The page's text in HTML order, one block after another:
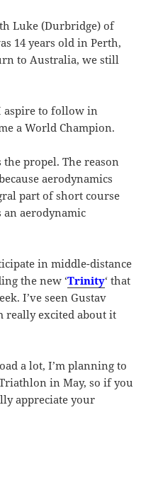
Luke (Durbridge) of
14 years old in Perth,
to Australia, we still
aspire to follow in
a World Champion.
propel. The reason
aerodynamics
part of short course
aerodynamic
in middle-distance
the new ‘Trinity‘ that
I’ve seen Gustav
really excited about it
a lot, I’m planning to
in May, so if you
appreciate your